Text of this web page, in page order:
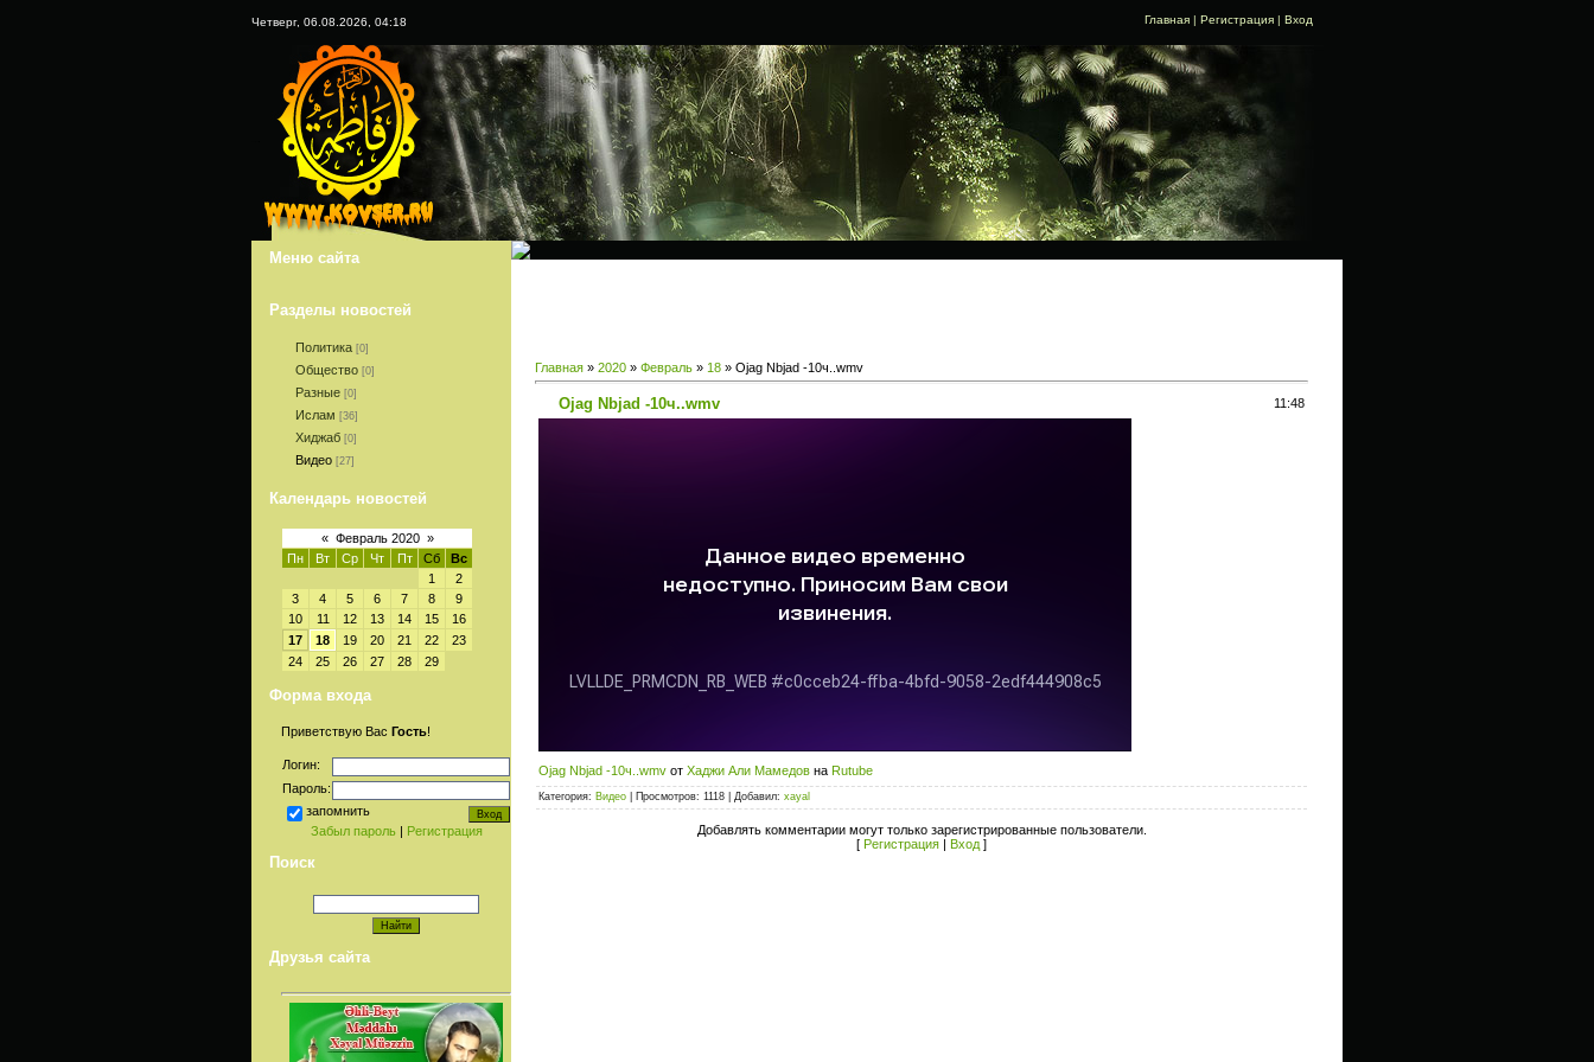
Четверг, 06.08.2026, 04:18 Главная | Регистрация | Вход
Меню сайта
Разделы новостей
Политика [0]
Общество [0]
Разные [0]
Ислам [36]
Хиджаб [0]
Видео [27]
Календарь новостей
« Февраль 2020 »
Пн
Вт Ср Чт Пт Сб
Вс
1
2
3
4 5 6 7 8
9
10
11 12 13 14 15
16
17
18 19 20 21 22
23
24
25 26 27 28 29
Форма входа
Приветствую Вас Гость!
Логин:
Пароль:
запомнить
Забыл пароль| Регистрация
Поиск
Друзья сайта
Главная » 2020 » Февраль » 18 » Ojag Nbjad -10ч..wmv
Ojag Nbjad -10ч..wmv 11:48
Ojag Nbjad -10ч..wmv от Хаджи Али Мамедов на Rutube
Категория: Видео | Просмотров: 1118 | Добавил: xayal
Добавлять комментарии могут только зарегистрированные пользователи.
[ Регистрация | Вход ]